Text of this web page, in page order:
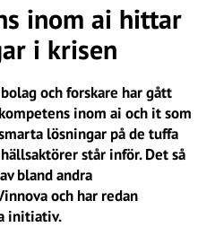
inom ai hittar
i krisen
och forskare har gått
inom ai och it som
lösningar på de tuffa
står inför. Det så
bland andra
och har redan
initiativ.